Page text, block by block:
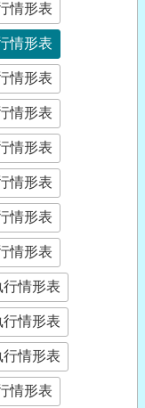
情形表
情形表
情形表
情形表
情形表
情形表
情形表
情形表
情形表
情形表
情形表
情形表